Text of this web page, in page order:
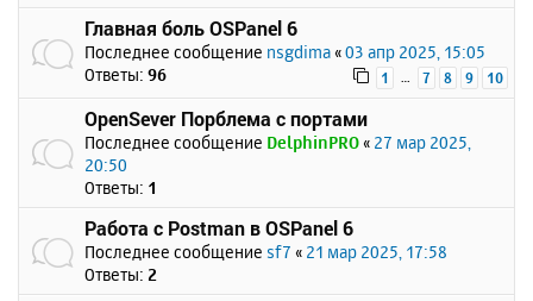
Главная боль OSPanel 6
Последнее сообщение nsgdima «03 апр 2025, 15:05
Ответы: 96 1 … 7 8 9 10
OpenSever Порблема с портами
Последнее сообщение DelphinPRO « 27 мар 2025,
20:50
Ответы: 1
Работа с Postman в OSPanel 6
Последнее сообщение sf7 « 21 мар 2025, 17:58
Ответы: 2